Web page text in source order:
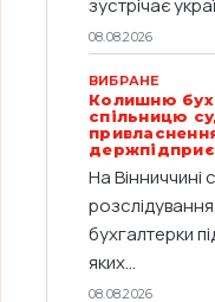
08.08.2026
ВИБРАНЕ
Колишню
спільницю
На Вінниччині
бухгалтерки
яких...
08.08.2026